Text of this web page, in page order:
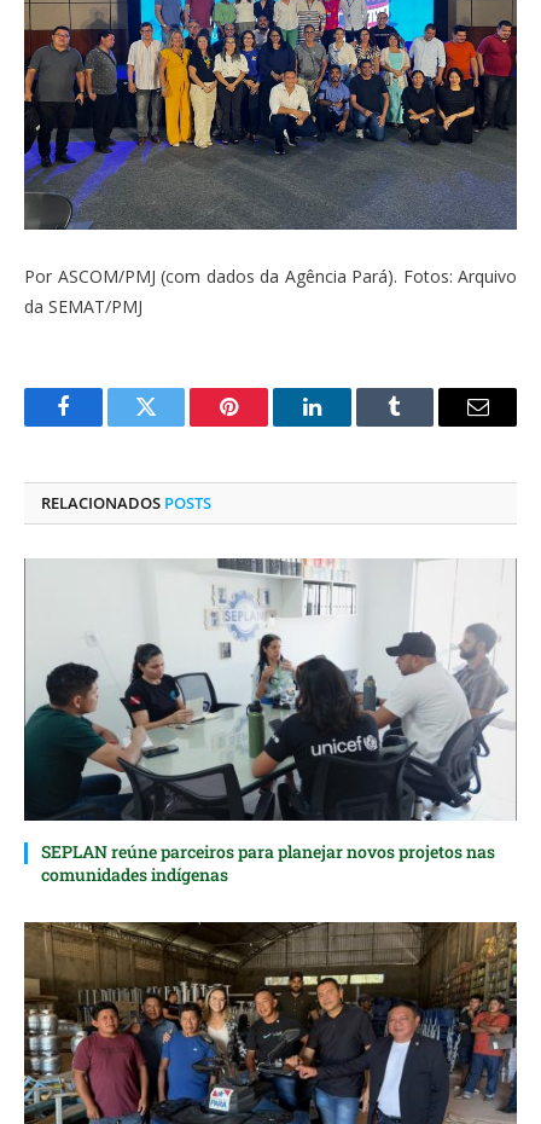
Por ASCOM/PMJ (com dados da Agência Pará). Fotos: Arquivo
da SEMAT/PMJ
FacebookTwitter Pinterest O
Tumblr
E-
RELACIONADOS POSTS
SEPLAN reúne parceiros para planejar novos projetos nas
comunidades indígenas